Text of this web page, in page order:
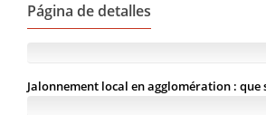
Página de detalles
Jalonnement local en agglomération : que